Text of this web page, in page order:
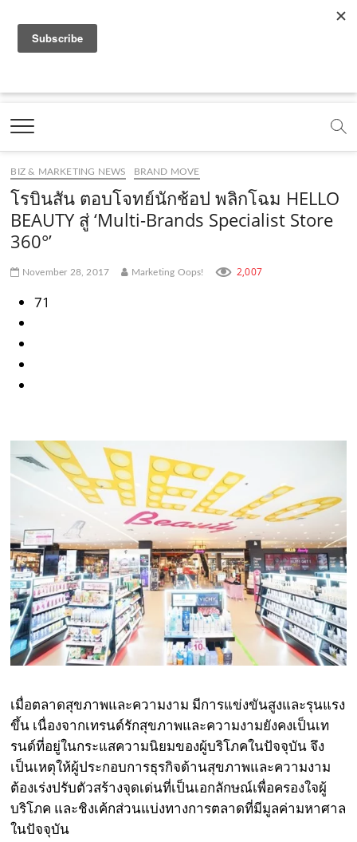
a
e
b
o
o
k
.
c
o
o
t
b
e
.
o
.
o
e
m
e
t
g
r
a
.
t
k
.
c
m
Marketing Oops!
DIGITAL | CREATIVE | ADVERTISING | CAMPAIGN |
BIZ & MARKETING NEWS BRAND MOVE
โรบินสัน ตอบโจทย์นักช้อป พลิกโฉม HELLO
BEAUTY สู่ ‘Multi-Brands Specialist Store
360°’
November 28, 2017 Marketing Oops! 2,007
71
เมื่อตลาดสุขภาพและความงาม มีการแข่งขันสูงและรุนแรง
ขึ้น เนื่องจากเทรนด์รักสุขภาพและความงามยังคงเป็นเท
รนด์ที่อยู่ในกระแสความนิยมของผู้บริโภคในปัจจุบัน จึง
เป็นเหตุให้ผู้ประกอบการธุรกิจด้านสุขภาพและความงาม
ต้องเร่งปรับตัวสร้างจุดเด่นที่เป็นเอกลักษณ์เพื่อครองใจผู้
บริโภค และชิงเค้กส่วนแบ่งทางการตลาดที่มีมูลค่ามหาศาล
ในปัจจุบัน